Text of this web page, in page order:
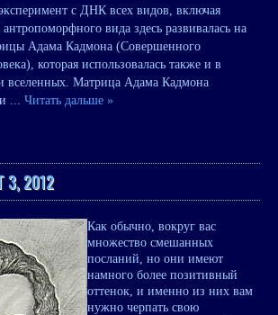
с ДНК всех видов, включая
вида здесь развивалась на
Адама Кадмона (Совершенного
которая использовалась также и в
вселенных. Матрица Адама Кадмона
... Читать дальше »
3, 2012
Как обычно, вокруг вас
множество смешанных
посланий, но они имеют
намного более позитивный
оттенок, и именно из них вам
нужно черпать свою